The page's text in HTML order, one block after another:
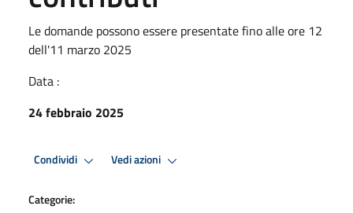
Le domande possono essere presentate fino alle ore 12
dell'11 marzo 2025
Data :
24 febbraio 2025
Condividi Vedi azioni
Categorie: